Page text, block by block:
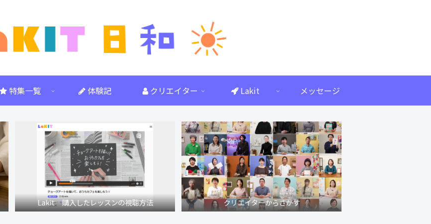
特集一覧 体験記 クリエイター Lakit メッセージ
Lakit 購入したレッスンの視聴方法 クリエイターからさがす